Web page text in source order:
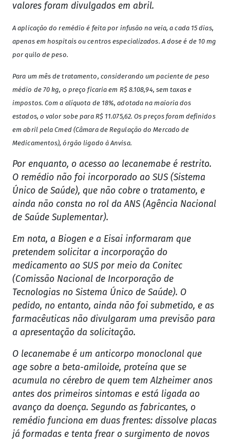
valores foram divulgados em abril.
A aplicação do remédio é feita por infusão na veia, a cada 15 dias,
apenas em hospitais ou centros especializados. A dose é de 10 mg
por quilo de peso.
Para um mês de tratamento, considerando um paciente de peso
médio de 70 kg, o preço ficaria em R$ 8.108,94, sem taxas e
impostos. Com a alíquota de 18%, adotada na maioria dos
estados, o valor sobe para R$ 11.075,62. Os preços foram definidos
em abril pela Cmed (Câmara de Regulação do Mercado de
Medicamentos), órgão ligado à Anvisa.
Por enquanto, o acesso ao lecanemabe é restrito.
O remédio não foi incorporado ao SUS (Sistema
Único de Saúde), que não cobre o tratamento, e
ainda não consta no rol da ANS (Agência Nacional
de Saúde Suplementar).
Em nota, a Biogen e a Eisai informaram que
pretendem solicitar a incorporação do
medicamento ao SUS por meio da Conitec
(Comissão Nacional de Incorporação de
Tecnologias no Sistema Único de Saúde). O
pedido, no entanto, ainda não foi submetido, e as
farmacêuticas não divulgaram uma previsão para
a apresentação da solicitação.
O lecanemabe é um anticorpo monoclonal que
age sobre a beta-amiloide, proteína que se
acumula no cérebro de quem tem Alzheimer anos
antes dos primeiros sintomas e está ligada ao
avanço da doença. Segundo as fabricantes, o
remédio funciona em duas frentes: dissolve placas
já formadas e tenta frear o surgimento de novos